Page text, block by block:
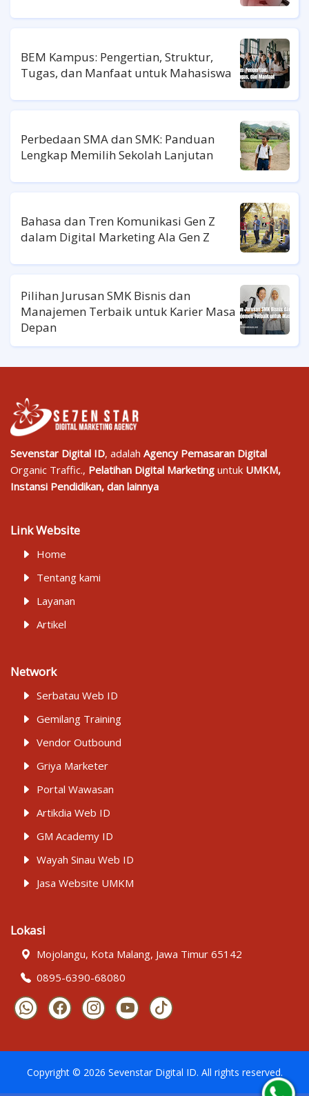
BEM Kampus: Pengertian, Struktur,
Tugas, dan Manfaat untuk Mahasiswa
Perbedaan SMA dan SMK: Panduan
Lengkap Memilih Sekolah Lanjutan
Bahasa dan Tren Komunikasi Gen Z
dalam Digital Marketing Ala Gen Z
Pilihan Jurusan SMK Bisnis dan
Manajemen Terbaik untuk Karier Masa
Depan
Sevenstar Digital ID, adalah Agency Pemasaran Digital
Organic Traffic., Pelatihan Digital Marketing untuk UMKM,
Instansi Pendidikan, dan lainnya
Link Website
Home
Tentang kami
Layanan
Artikel
Network
Serbatau Web ID
Gemilang Training
Vendor Outbound
Griya Marketer
Portal Wawasan
Artikdia Web ID
GM Academy ID
Wayah Sinau Web ID
Jasa Website UMKM
Lokasi
Mojolangu, Kota Malang, Jawa Timur 65142
0895-6390-68080
Copyright © 2026 Sevenstar Digital ID. All rights reserved.